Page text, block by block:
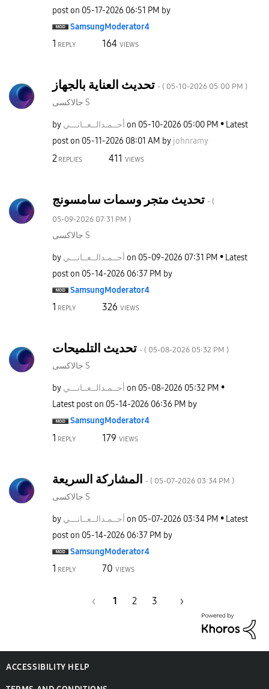
post on ‎05-17-2026 06:51 PM by
SamsungModerator4
1 REPLY 164 VIEWS
تحديث العناية بالجهاز - ( ‎05-10-2026 05:00 PM )
جالاكسى S
by أحــمـدالــعــانـــي on ‎05-10-2026 05:00 PM
Latest
post on ‎05-11-2026 08:01 AM by johnramy
2 REPLIES 411 VIEWS
تحديث متجر وسمات سامسونج - (
‎05-09-2026 07:31 PM )
جالاكسى S
by أحــمـدالــعــانـــي on ‎05-09-2026 07:31 PM
Latest
post on ‎05-14-2026 06:37 PM by
SamsungModerator4
1 REPLY 326 VIEWS
تحديث التلميحات - ( ‎05-08-2026 05:32 PM )
جالاكسى S
by أحــمـدالــعــانـــي on ‎05-08-2026 05:32 PM
Latest post on ‎05-14-2026 06:36 PM by
SamsungModerator4
1 REPLY 179 VIEWS
- ( ‎05-07-2026 03:34 PM )
جالاكسى S
by أحــمـدالــعــانـــي on ‎05-07-2026 03:34 PM
Latest
post on ‎05-14-2026 06:37 PM by
SamsungModerator4
1 REPLY 70 VIEWS
1 2 3
ACCESSIBILITY HELP